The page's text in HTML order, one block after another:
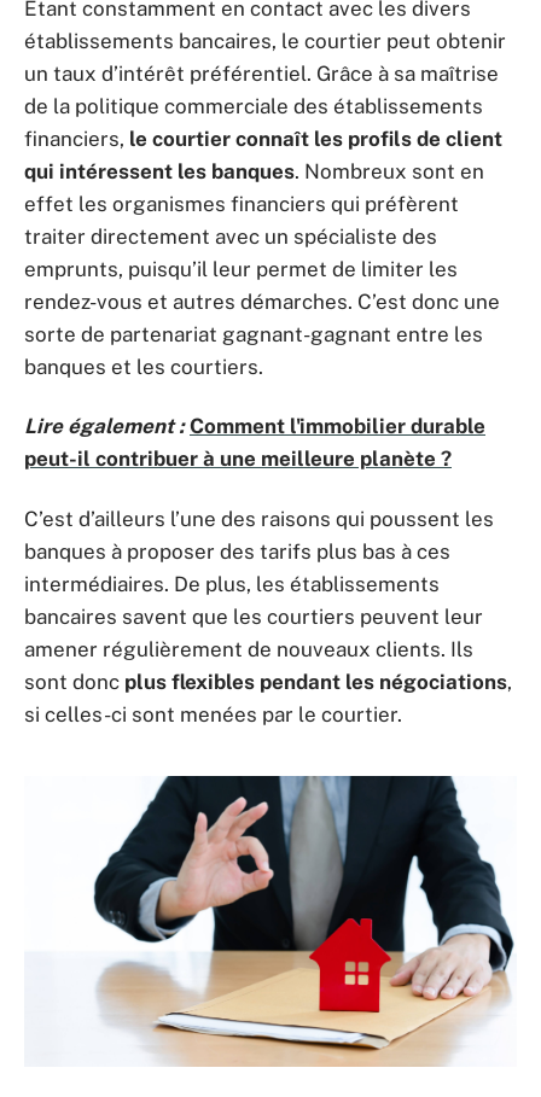
Étant constamment en contact avec les divers
établissements bancaires, le courtier peut obtenir
un taux d’intérêt préférentiel. Grâce à sa maîtrise
de la politique commerciale des établissements
financiers, le courtier connaît les profils de client
qui intéressent les banques. Nombreux sont en
effet les organismes financiers qui préfèrent
traiter directement avec un spécialiste des
emprunts, puisqu’il leur permet de limiter les
rendez-vous et autres démarches. C’est donc une
sorte de partenariat gagnant-gagnant entre les
banques et les courtiers.
Lire également : Comment l'immobilier durable
peut-il contribuer à une meilleure planète ?
C’est d’ailleurs l’une des raisons qui poussent les
banques à proposer des tarifs plus bas à ces
intermédiaires. De plus, les établissements
bancaires savent que les courtiers peuvent leur
amener régulièrement de nouveaux clients. Ils
sont donc plus flexibles pendant les négociations,
si celles-ci sont menées par le courtier.